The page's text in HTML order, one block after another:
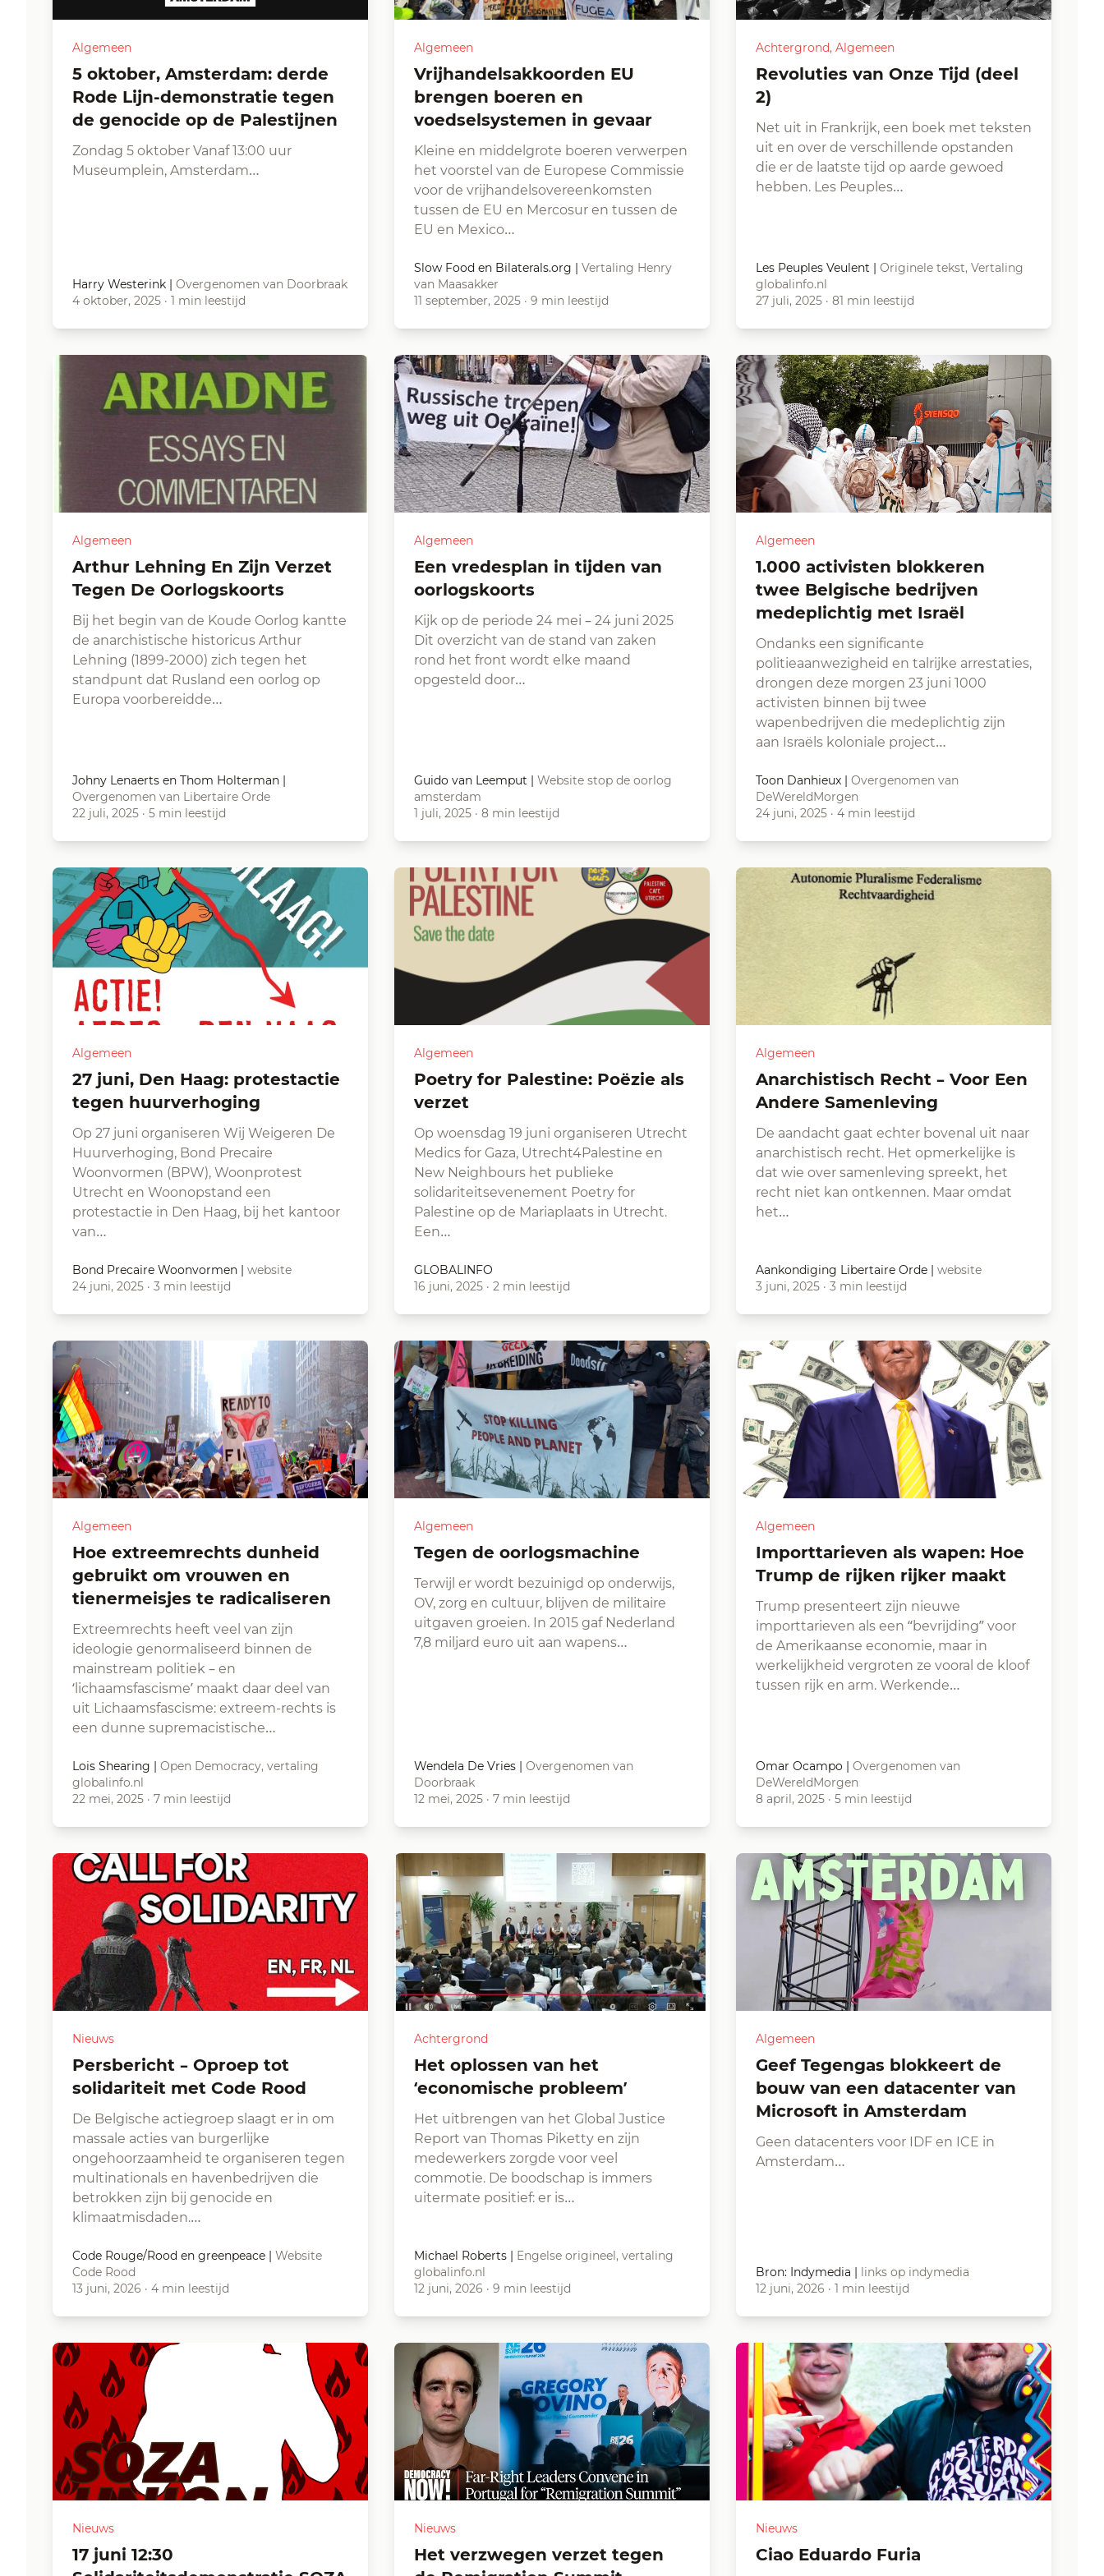
Algemeen
5 oktober, Amsterdam: derde
Rode Lijn-demonstratie tegen
de genocide op de Palestijnen
Zondag 5 oktober Vanaf 13:00 uur
Museumplein, Amsterdam…
Harry Westerink | Overgenomen van Doorbraak
4 oktober, 2025 · 1 min leestijd
Algemeen
Vrijhandelsakkoorden EU
brengen boeren en
voedselsystemen in gevaar
Kleine en middelgrote boeren verwerpen
het voorstel van de Europese Commissie
voor de vrijhandelsovereenkomsten
tussen de EU en Mercosur en tussen de
EU en Mexico…
Slow Food en Bilaterals.org | Vertaling Henry
van Maasakker
11 september, 2025 · 9 min leestijd
Achtergrond, Algemeen
Revoluties van Onze Tijd (deel
2)
Net uit in Frankrijk, een boek met teksten
uit en over de verschillende opstanden
die er de laatste tijd op aarde gewoed
hebben. Les Peuples…
Les Peuples Veulent | Originele tekst, Vertaling
globalinfo.nl
27 juli, 2025 · 81 min leestijd
Algemeen
Arthur Lehning En Zijn Verzet
Tegen De Oorlogskoorts
Bij het begin van de Koude Oorlog kantte
de anarchistische historicus Arthur
Lehning (1899-2000) zich tegen het
standpunt dat Rusland een oorlog op
Europa voorbereidde…
Johny Lenaerts en Thom Holterman |
Overgenomen van Libertaire Orde
22 juli, 2025 · 5 min leestijd
Algemeen
Een vredesplan in tijden van
oorlogskoorts
Kijk op de periode 24 mei – 24 juni 2025
Dit overzicht van de stand van zaken
rond het front wordt elke maand
opgesteld door…
Guido van Leemput | Website stop de oorlog
amsterdam
1 juli, 2025 · 8 min leestijd
Algemeen
1.000 activisten blokkeren
twee Belgische bedrijven
medeplichtig met Israël
Ondanks een significante
politieaanwezigheid en talrijke arrestaties,
drongen deze morgen 23 juni 1000
activisten binnen bij twee
wapenbedrijven die medeplichtig zijn
aan Israëls koloniale project…
Toon Danhieux | Overgenomen van
DeWereldMorgen
24 juni, 2025 · 4 min leestijd
Algemeen
27 juni, Den Haag: protestactie
tegen huurverhoging
Op 27 juni organiseren Wij Weigeren De
Huurverhoging, Bond Precaire
Woonvormen (BPW), Woonprotest
Utrecht en Woonopstand een
protestactie in Den Haag, bij het kantoor
van…
Bond Precaire Woonvormen | website
24 juni, 2025 · 3 min leestijd
Algemeen
Poetry for Palestine: Poëzie als
verzet
Op woensdag 19 juni organiseren Utrecht
Medics for Gaza, Utrecht4Palestine en
New Neighbours het publieke
solidariteitsevenement Poetry for
Palestine op de Mariaplaats in Utrecht.
Een…
GLOBALINFO
16 juni, 2025 · 2 min leestijd
Algemeen
Anarchistisch Recht – Voor Een
Andere Samenleving
De aandacht gaat echter bovenal uit naar
anarchistisch recht. Het opmerkelijke is
dat wie over samenleving spreekt, het
recht niet kan ontkennen. Maar omdat
het…
Aankondiging Libertaire Orde | website
3 juni, 2025 · 3 min leestijd
Algemeen
Hoe extreemrechts dunheid
gebruikt om vrouwen en
tienermeisjes te radicaliseren
Extreemrechts heeft veel van zijn
ideologie genormaliseerd binnen de
mainstream politiek – en
‘lichaamsfascisme’ maakt daar deel van
uit Lichaamsfascisme: extreem-rechts is
een dunne supremacistische…
Lois Shearing | Open Democracy, vertaling
globalinfo.nl
22 mei, 2025 · 7 min leestijd
Algemeen
Tegen de oorlogsmachine
Terwijl er wordt bezuinigd op onderwijs,
OV, zorg en cultuur, blijven de militaire
uitgaven groeien. In 2015 gaf Nederland
7,8 miljard euro uit aan wapens…
Wendela De Vries | Overgenomen van
Doorbraak
12 mei, 2025 · 7 min leestijd
Algemeen
Importtarieven als wapen: Hoe
Trump de rijken rijker maakt
Trump presenteert zijn nieuwe
importtarieven als een “bevrijding” voor
de Amerikaanse economie, maar in
werkelijkheid vergroten ze vooral de kloof
tussen rijk en arm. Werkende…
Omar Ocampo | Overgenomen van
DeWereldMorgen
8 april, 2025 · 5 min leestijd
Nieuws
Persbericht – Oproep tot
solidariteit met Code Rood
De Belgische actiegroep slaagt er in om
massale acties van burgerlijke
ongehoorzaamheid te organiseren tegen
multinationals en havenbedrijven die
betrokken zijn bij genocide en
klimaatmisdaden.…
Code Rouge/Rood en greenpeace | Website
Code Rood
13 juni, 2026 · 4 min leestijd
Achtergrond
Het oplossen van het
‘economische probleem’
Het uitbrengen van het Global Justice
Report van Thomas Piketty en zijn
medewerkers zorgde voor veel
commotie. De boodschap is immers
uitermate positief: er is…
Michael Roberts | Engelse origineel, vertaling
globalinfo.nl
12 juni, 2026 · 9 min leestijd
Algemeen
Geef Tegengas blokkeert de
bouw van een datacenter van
Microsoft in Amsterdam
Geen datacenters voor IDF en ICE in
Amsterdam…
Bron: Indymedia | links op indymedia
12 juni, 2026 · 1 min leestijd
Nieuws
17 juni 12:30
Nieuws
Het verzwegen verzet tegen
Nieuws
Ciao Eduardo Furia